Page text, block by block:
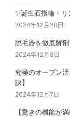
✨誕生石指輪・
2024年12月28日
脱毛器を徹底解
2024年12月8日
究極のオーブン
訣】
2024年12月7日
【驚きの機能が